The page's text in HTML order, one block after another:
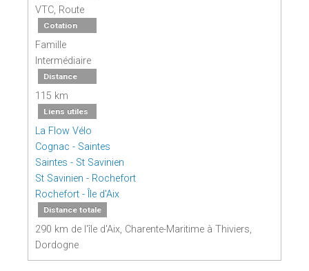
VTC, Route
Cotation
Famille
Intermédiaire
Distance
115 km
Liens utiles
La Flow Vélo
Cognac - Saintes
Saintes - St Savinien
St Savinien - Rochefort
Rochefort - Île d'Aix
Distance totale
290 km de l'île d'Aix, Charente-Maritime à Thiviers,
Dordogne